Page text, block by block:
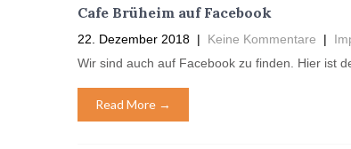
Cafe Brüheim auf Facebook
22. Dezember 2018 | Keine Kommentare |
Wir sind auch auf Facebook zu finden. Hier ist
Read More →